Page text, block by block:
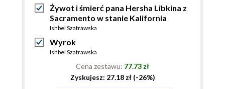
Żywot i śmierć pana Hersha Libkina z
Sacramento w stanie Kalifornia
Ishbel Szatrawska
Wyrok
Ishbel Szatrawska
Cena zestawu: 77.73 zł
Zyskujesz: 27.18 zł (-26%)